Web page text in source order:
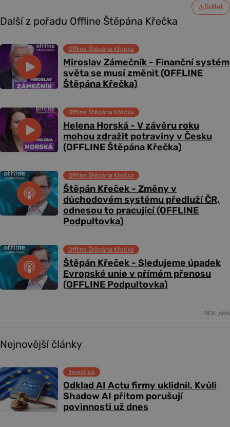
Sdílet
Další z pořadu Offline Štěpána Křečka
Miroslav Zámečník - Finanční systém
světa se musí změnit (OFFLINE
Štěpána Křečka)
Offline Štěpána Křečka
Helena Horská - V závěru roku
mohou zdražit potraviny v Česku
(OFFLINE Štěpána Křečka)
Offline Štěpána Křečka
Štěpán Křeček - Změny v
důchodovém systému předluží ČR,
odnesou to pracující (OFFLINE
Podpultovka)
Offline Štěpána Křečka
Štěpán Křeček - Sledujeme úpadek
Evropské unie v přímém přenosu
(OFFLINE Podpultovka)
Offline Štěpána Křečka
REKLAMA
Nejnovější články
Odklad AI Actu firmy uklidnil. Kvůli
Shadow AI přitom porušují
povinnosti už dnes
Investice